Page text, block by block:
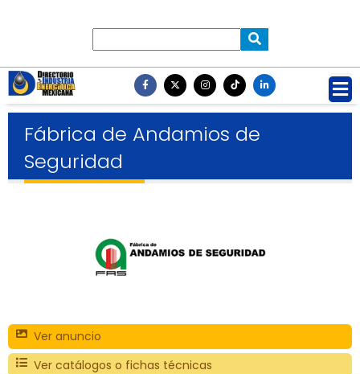
Fábrica de Andamios de
Seguridad
Ver anuncio
Ver catálogos o fichas técnicas